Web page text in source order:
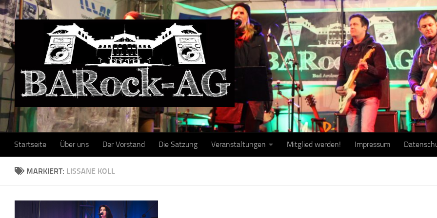
Skip to content
Startseite Über uns Der Vorstand Die Satzung Veranstaltungen Mitglied werden! Impressum
MARKIERT: LISSANE KOLL